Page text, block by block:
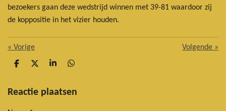
bezoekers gaan deze wedstrijd winnen met 39-81 waardoor zij
de koppositie in het vizier houden.
« Vorige Volgende »
D
e
D
l
S
r
D
e
Reactie plaatsen